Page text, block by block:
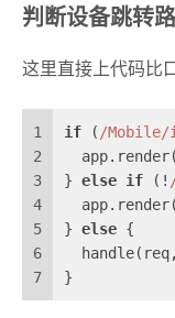
判断设备跳转
这里直接上代码比
1
2
3
4
5
6
7
if ( /Mobile/i
} else if (!
} else {
}